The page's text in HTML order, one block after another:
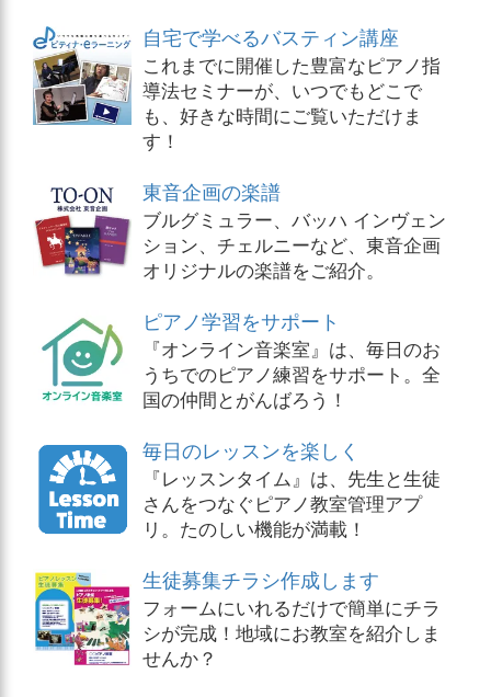
自宅で学べるバスティン講座
これまでに開催した豊富なピアノ指
導法セミナーが、いつでもどこで
も、好きな時間にご覧いただけま
す！
東音企画の楽譜
ブルグミュラー、バッハ インヴェン
ション、チェルニーなど、東音企画
オリジナルの楽譜をご紹介。
ピアノ学習をサポート
『オンライン音楽室』は、毎日のお
うちでのピアノ練習をサポート。全
国の仲間とがんばろう！
毎日のレッスンを楽しく
『レッスンタイム』は、先生と生徒
さんをつなぐピアノ教室管理アプ
リ。たのしい機能が満載！
生徒募集チラシ作成します
フォームにいれるだけで簡単にチラ
シが完成！地域にお教室を紹介しま
せんか？